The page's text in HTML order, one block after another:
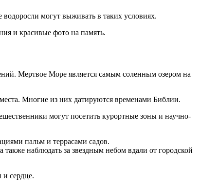
могут выживать в таких условиях.
и красивые фото на память.
Мертвое Море является самым соленным озером на
Многие из них датируются временами Библии.
могут посетить курортные зоны и научно-
пальм и террасами садов.
наблюдать за звездным небом вдали от городской
и сердце.